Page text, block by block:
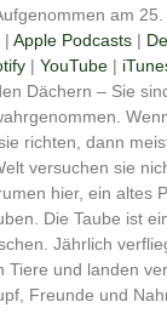
Google
Spotify
iTunes
am
| Apple Podcasts |
| YouTube |
Dächern – Sie
richten, dann
versuchen sie
hier, ein altes
Die Taube ist
Jährlich
Tiere und landen
Freunde und